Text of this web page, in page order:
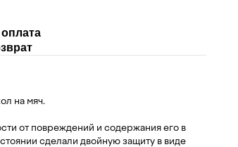
на мяч.
от повреждений и содержания его в
сделали двойную защиту в виде